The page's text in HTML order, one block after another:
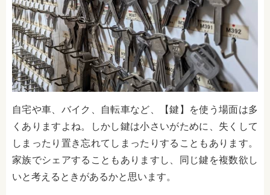
自宅や車、バイク、自転車など、【鍵】を使う場面は多
くありますよね。しかし鍵は小さいがために、失くして
しまったり置き忘れてしまったりすることもあります。
家族でシェアすることもありますし、同じ鍵を複数欲し
いと考えるときがあるかと思います。